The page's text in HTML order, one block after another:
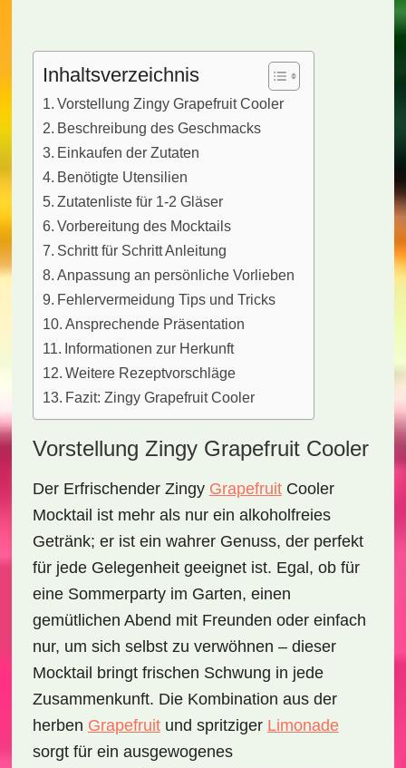
Inhaltsverzeichnis
Vorstellung Zingy Grapefruit Cooler
Beschreibung des Geschmacks
Einkaufen der Zutaten
Benötigte Utensilien
Zutatenliste für 1-2 Gläser
Vorbereitung des Mocktails
Schritt für Schritt Anleitung
Anpassung an persönliche Vorlieben
Fehlervermeidung Tips und Tricks
Ansprechende Präsentation
Informationen zur Herkunft
Weitere Rezeptvorschläge
Fazit: Zingy Grapefruit Cooler
Vorstellung Zingy Grapefruit Cooler
Der Erfrischender Zingy GrapefruitCooler
Mocktail ist mehr als nur ein alkoholfreies
Getränk; er ist ein wahrer Genuss, der perfekt
für jede Gelegenheit geeignet ist. Egal, ob für
eine Sommerparty im Garten, einen
gemütlichen Abend mit Freunden oder einfach
nur, um sich selbst zu verwöhnen – dieser
Mocktail bringt frischen Schwung in jede
Zusammenkunft. Die Kombination aus der
herben Grapefruitund spritziger Limonade
sorgt für ein ausgewogenes